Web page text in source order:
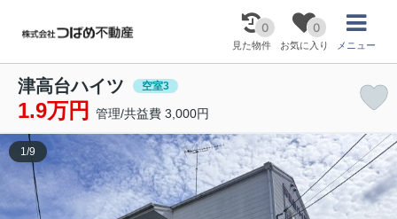
0
見た物件
0
お気に入り メニュー
津高台ハイツ 空室3
1.9万円 管理/共益費 3,000円
1 /9